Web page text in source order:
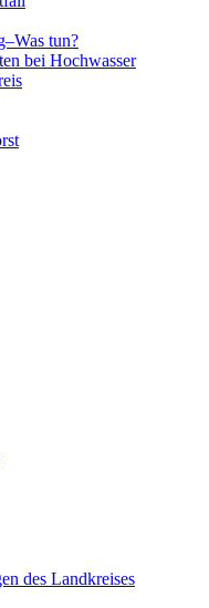
tun?
bei Hochwasser
des Landkreises